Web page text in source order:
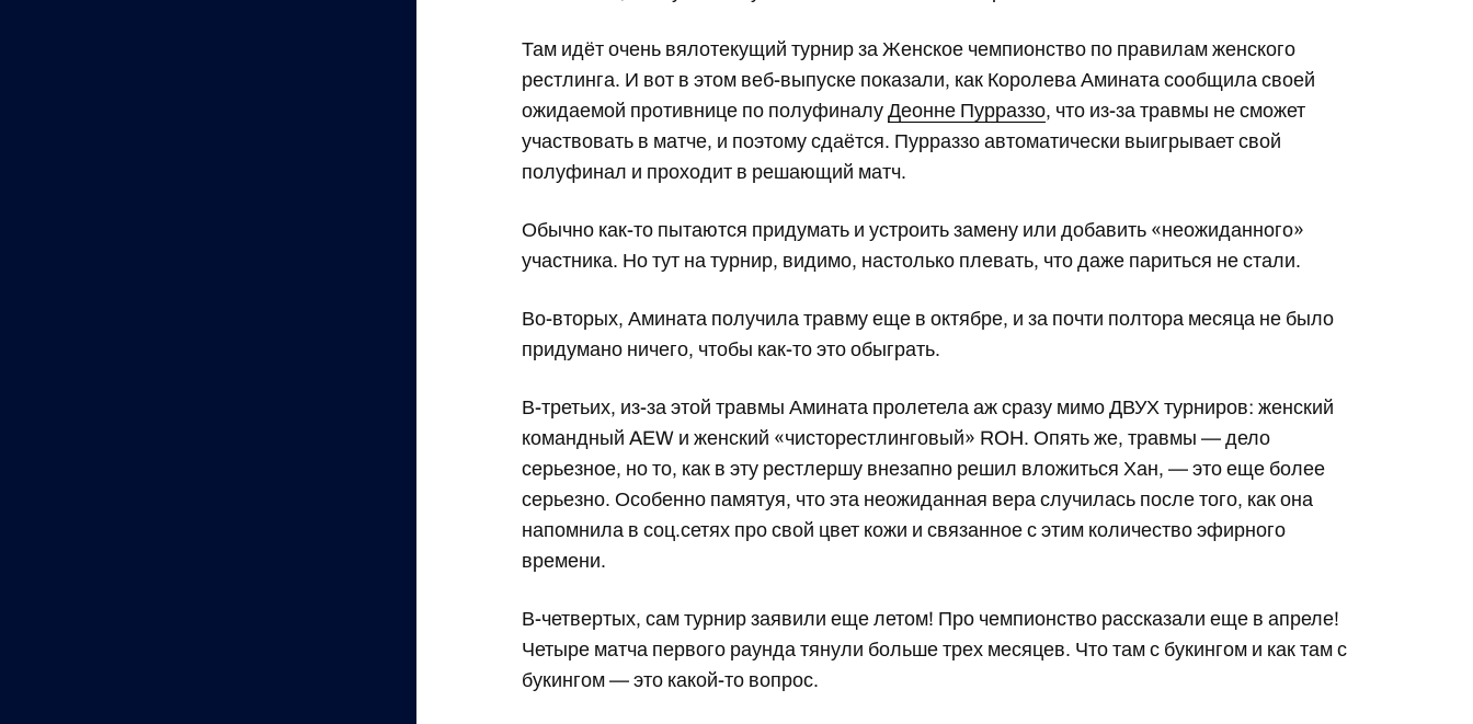
Там идёт очень вялотекущий турнир за Женское чемпионство по правилам женского
рестлинга. И вот в этом веб-выпуске показали, как Королева Амината сообщила своей
ожидаемой противнице по полуфиналуДеонне Пурраззо, что из-за травмы не сможет
участвовать в матче, и поэтому сдаётся. Пурраззо автоматически выигрывает свой
полуфинал и проходит в решающий матч.
Обычно как-то пытаются придумать и устроить замену или добавить «неожиданного»
участника. Но тут на турнир, видимо, настолько плевать, что даже париться не стали.
Во-вторых, Амината получила травму еще в октябре, и за почти полтора месяца не было
придумано ничего, чтобы как-то это обыграть.
В-третьих, из-за этой травмы Амината пролетела аж сразу мимо ДВУХ турниров: женский
командный AEW и женский «чисторестлинговый» ROH. Опять же, травмы — дело
серьезное, но то, как в эту рестлершу внезапно решил вложиться Хан, — это еще более
серьезно. Особенно памятуя, что эта неожиданная вера случилась после того, как она
напомнила в соц.сетях про свой цвет кожи и связанное с этим количество эфирного
времени.
В-четвертых, сам турнир заявили еще летом! Про чемпионство рассказали еще в апреле!
Четыре матча первого раунда тянули больше трех месяцев. Что там с букингом и как там с
букингом — это какой-то вопрос.